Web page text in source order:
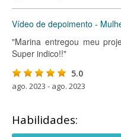
Vídeo de depoimento -
"Marina entregou meu
Super indico!!"
5.0
ago. 2023 - ago. 2023
Habilidades: